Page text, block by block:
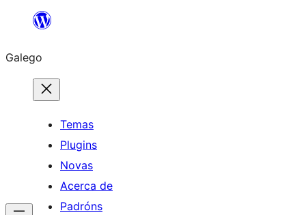
Saltar
contido
Galego
Temas
Plugins
Novas
Acerca de
Padróns